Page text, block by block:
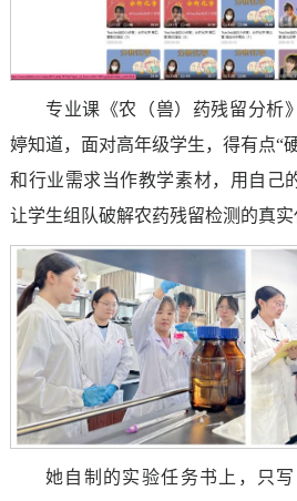
专业课《农（兽）药残留分析
婷知道，面对高年级学生，得有点“
和行业需求当作教学素材，用自己
让学生组队破解农药残留检测的真实
她自制的实验任务书上，只